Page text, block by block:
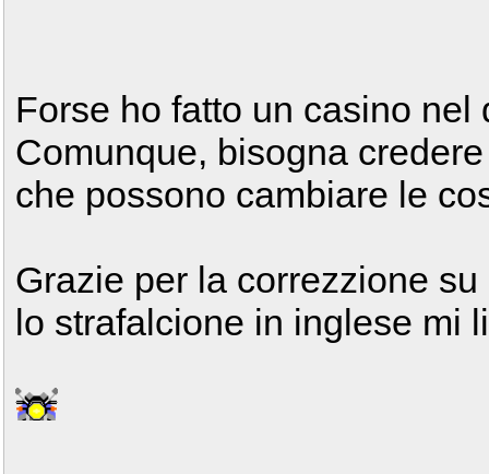
Forse ho fatto un casino
Comunque, bisogna
che possono cambiare le
Grazie per la correzzione
lo strafalcione in inglese mi